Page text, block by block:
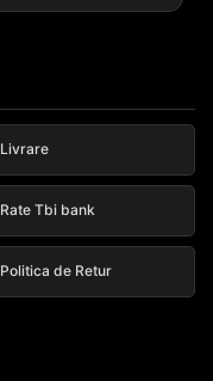
Livrare
Rate Tbi bank
Politica de Retur